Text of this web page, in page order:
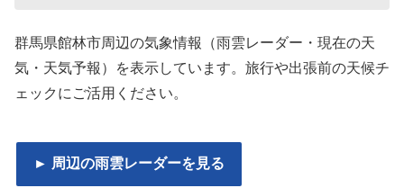
群馬県館林市周辺の気象情報（雨雲レーダー・現在の天
気・天気予報）を表示しています。旅行や出張前の天候チ
ェックにご活用ください。
► 周辺の雨雲レーダーを見る